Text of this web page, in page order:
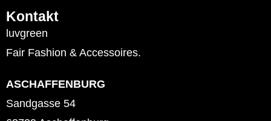
Kontakt
luvgreen
Fair Fashion & Accessoires.
ASCHAFFENBURG
Sandgasse 54